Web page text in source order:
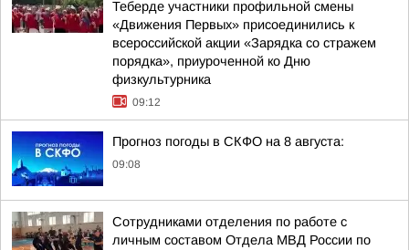
Теберде участники профильной смены
«Движения Первых» присоединились к
всероссийской акции «Зарядка со стражем
порядка», приуроченной ко Дню
физкультурника
09:12
Прогноз погоды в СКФО на 8 августа:
09:08
Сотрудниками отделения по работе с
личным составом Отдела МВД России по